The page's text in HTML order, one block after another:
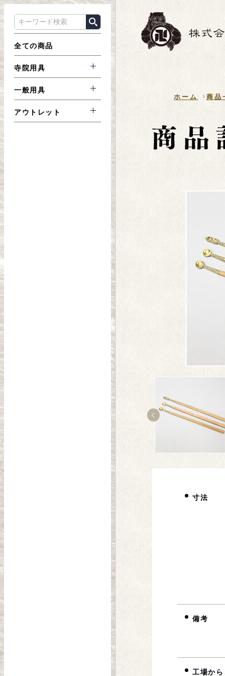
全ての商品
寺院用具
一般用具
アウトレット
ホーム 商品
寸法
備考
工場か